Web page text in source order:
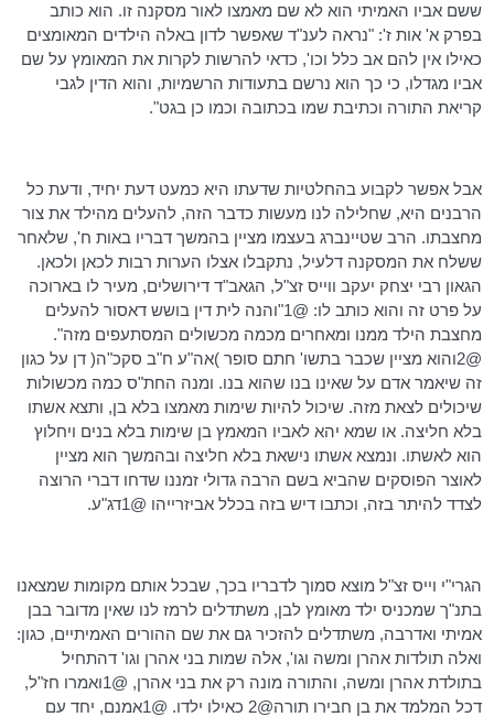
ששם אביו האמיתי הוא לא שם מאמצו לאור מסקנה זו. הוא כותב
בפרק א' אות ז': "נראה לענ"ד שאפשר לדון באלה הילדים המאומצים
כאילו אין להם אב כלל וכו', כדאי להרשות לקרות את המאומץ על שם
אביו מגדלו, כי כך הוא נרשם בתעודות הרשמיות, והוא הדין לגבי
קריאת התורה וכתיבת שמו בכתובה וכמו כן בגט".
אבל אפשר לקבוע בהחלטיות שדעתו היא כמעט דעת יחיד, ודעת כל
הרבנים היא, שחלילה לנו מעשות כדבר הזה, להעלים מהילד את צור
מחצבתו. הרב שטיינברג בעצמו מציין בהמשך דבריו באות ח', שלאחר
ששלח את המסקנה דלעיל, נתקבלו אצלו הערות רבות לכאן ולכאן.
הגאון רבי יצחק יעקב ווייס זצ"ל, הגאב"ד דירושלים, מעיר לו בארוכה
על פרט זה והוא כותב לו: @1"והנה לית דין בוששדאסור להעלים
מחצבת הילד ממנו ומאחרים מכמה מכשולים המסתעפים מזה".
@2והוא מציין שכבר
בתשו' חתם סופר )אה"ע ח"ב סקכ"ה( דן על כגון
זה שיאמר אדם על שאינו בנו שהוא בנו. ומנה החת"ס כמה מכשולות
שיכולים לצאת מזה. שיכול להיות שימות מאמצו בלא בן, ותצא אשתו
בלא חליצה. או שמא יהא לאביו המאמץ בן שימות בלא בנים ויחלוץ
הוא לאשתו. ונמצא אשתו נישאת בלא חליצה ובהמשך הוא מציין
לאוצר הפוסקים שהביא בשם הרבה גדולי זמננו שדחו דברי הרוצה
לצדד להיתר בזה, וכתבו דיש בזה בכללאביזרייהו @1דג"ע .
הגרי"י וייס זצ"ל מוצא סמוך לדבריו בכך, שבכל אותם מקומות שמצאנו
בתנ"ך שמכניס ילד מאומץ לבן, משתדלים לרמז לנו שאין מדובר בבן
אמיתי ואדרבה, משתדלים להזכיר גם את שם ההורים האמיתיים, כגון:
ואלה תולדות אהרן ומשה וגו', אלה שמות בני אהרן וגו'דהתחיל
בתולדת אהרן ומשה, והתורה מונה רק את בני אהרן, @1ואמרו חז"ל,
דכל המלמד את בן חבירו תורה@2 כאילו ילדו. @1אמנם
, יחד עם